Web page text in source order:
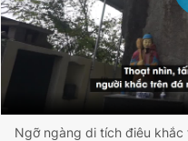
Ngỡ ngàng di tích điêu khắc